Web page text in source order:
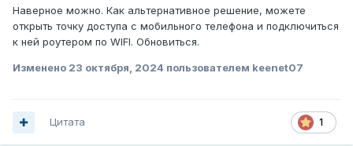
Наверное можно. Как альтернативное решение, можете
открыть точку доступа с мобильного телефона и подключиться
к ней роутером по WIFI. Обновиться.
Изменено 23 октября, 2024 пользователем keenet07
1
Цитата